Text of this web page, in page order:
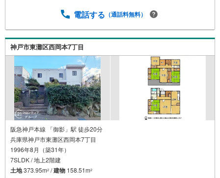
ざいます。 8店舗すべて駅前にございますが、お車でのお
り扱い物件多数ございます。 地域密着の当店では2000万
円台の新築戸建や、1000万円台の中古マンションを始め多
数物件を取り扱っています。Yahoo！不動産に掲載しきれ
ない物件もご紹介できます。お気軽にお問合せください。
電話する （通話料無料）
神戸市東灘区西岡本7丁目
阪急神戸本線 「御影」駅 徒歩20分
兵庫県神戸市東灘区西岡本7丁目
1996年8月（築31年）
7SLDK / 地上2階建
土地373.95m2 /建物 158.51m2